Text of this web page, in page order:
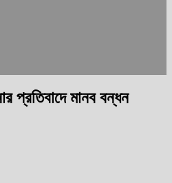
প্রতিবাদে মানব বন্ধন